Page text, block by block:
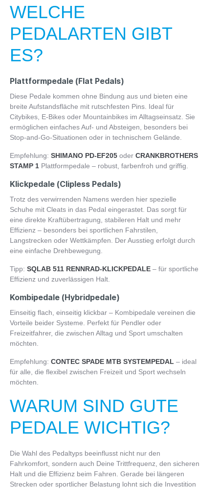
WELCHE
PEDALARTEN GIBT
ES?
Plattformpedale (Flat Pedals)
Diese Pedale kommen ohne Bindung aus und bieten eine
breite Aufstandsfläche mit rutschfesten Pins. Ideal für
Citybikes, E-Bikes oder Mountainbikes im Alltagseinsatz. Sie
ermöglichen einfaches Auf- und Absteigen, besonders bei
Stop-and-Go-Situationen oder in technischem Gelände.
Empfehlung: SHIMANO PD-EF205 oder CRANKBROTHERS
STAMP 1 Plattformpedale – robust, farbenfroh und griffig.
Klickpedale (Clipless Pedals)
Trotz des verwirrenden Namens werden hier spezielle
Schuhe mit Cleats in das Pedal eingerastet. Das sorgt für
eine direkte Kraftübertragung, stabileren Halt und mehr
Effizienz – besonders bei sportlichen Fahrstilen,
Langstrecken oder Wettkämpfen. Der Ausstieg erfolgt durch
eine einfache Drehbewegung.
Tipp: SQLAB 511 RENNRAD-KLICKPEDALE – für sportliche
Effizienz und zuverlässigen Halt.
Kombipedale (Hybridpedale)
Einseitig flach, einseitig klickbar – Kombipedale vereinen die
Vorteile beider Systeme. Perfekt für Pendler oder
Freizeitfahrer, die zwischen Alltag und Sport umschalten
möchten.
Empfehlung: CONTEC SPADE MTB SYSTEMPEDAL – ideal
für alle, die flexibel zwischen Freizeit und Sport wechseln
möchten.
WARUM SIND GUTE
PEDALE WICHTIG?
Die Wahl des Pedaltyps beeinflusst nicht nur den
Fahrkomfort, sondern auch Deine Trittfrequenz, den sicheren
Halt und die Effizienz beim Fahren. Gerade bei längeren
Strecken oder sportlicher Belastung lohnt sich die Investition